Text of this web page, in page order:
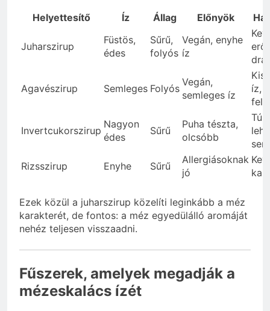
Helyettesítő Íz Állag Előnyök
Juharszirup
Füstös,
édes
Sűrű,
folyós
Vegán, enyhe
íz
Agavészirup Semleges Folyós
Vegán,
semleges íz
íz,
Invertcukorszirup
Nagyon
édes
Sűrű
Puha tészta,
olcsóbb
Túl
Rizsszirup
Enyhe Sűrű
Allergiásoknak
jó
Ezek közül a juharszirup közelíti leginkább a méz
karakterét, de fontos: a méz egyedülálló aromáját
nehéz teljesen visszaadni.
Fűszerek, amelyek megadják a
mézeskalács ízét